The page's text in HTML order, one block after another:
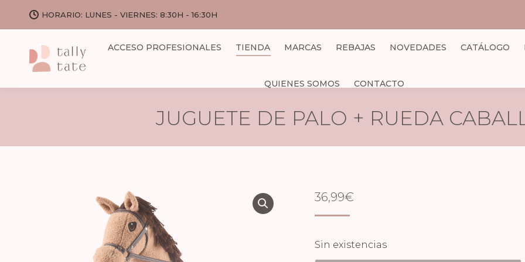
HORARIO: LUNES - VIERNES: 8:30H - 16:30H
ACCESO PROFESIONALES TIENDA MARCAS REBAJAS NOVEDADES CATÁLOGO
QUIENES SOMOS CONTACTO
JUGUETE DE PALO + RUEDA
36,99€
Sin existencias